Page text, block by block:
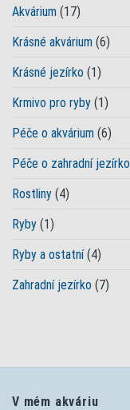
Akvárium (17)
Krásné akvárium (6)
Krásné jezírko (1)
Krmivo pro ryby (1)
Péče o akvárium (6)
Péče o zahradní jezírko
Rostliny (4)
Ryby (1)
Ryby a ostatní(4)
Zahradní jezírko (7)
V mém akváriu